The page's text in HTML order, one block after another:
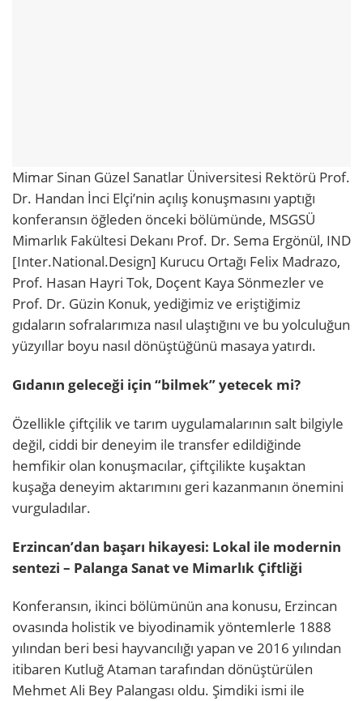
Mimar Sinan Güzel Sanatlar Üniversitesi Rektörü Prof.
Dr. Handan İnci Elçi’nin açılış konuşmasını yaptığı
konferansın öğleden önceki bölümünde, MSGSÜ
Mimarlık Fakültesi Dekanı Prof. Dr. Sema Ergönül, IND
[Inter.National.Design] Kurucu Ortağı Felix Madrazo,
Prof. Hasan Hayri Tok, Doçent Kaya Sönmezler ve
Prof. Dr. Güzin Konuk, yediğimiz ve eriştiğimiz
gıdaların sofralarımıza nasıl ulaştığını ve bu yolculuğun
yüzyıllar boyu nasıl dönüştüğünü masaya yatırdı.
Gıdanın geleceği için “bilmek” yetecek mi?
Özellikle çiftçilik ve tarım uygulamalarının salt bilgiyle
değil, ciddi bir deneyim ile transfer edildiğinde
hemfikir olan konuşmacılar, çiftçilikte kuşaktan
kuşağa deneyim aktarımını geri kazanmanın önemini
vurguladılar.
Erzincan’dan başarı hikayesi: Lokal ile modernin
sentezi – Palanga Sanat ve Mimarlık Çiftliği
Konferansın, ikinci bölümünün ana konusu, Erzincan
ovasında holistik ve biyodinamik yöntemlerle 1888
yılından beri besi hayvancılığı yapan ve 2016 yılından
itibaren Kutluğ Ataman tarafından dönüştürülen
Mehmet Ali Bey Palangası oldu. Şimdiki ismi ile